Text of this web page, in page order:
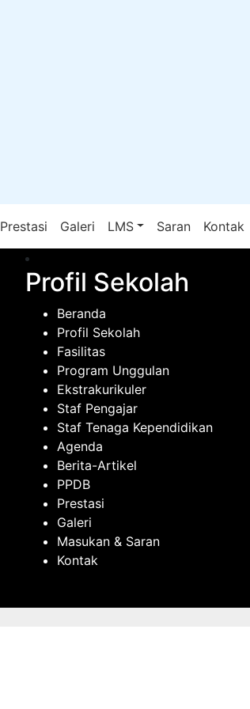
Prestasi Galeri LMS Saran Kontak
Profil Sekolah
Beranda
Profil Sekolah
Fasilitas
Program Unggulan
Ekstrakurikuler
Staf Pengajar
Staf Tenaga Kependidikan
Agenda
Berita-Artikel
PPDB
Prestasi
Galeri
Masukan & Saran
Kontak